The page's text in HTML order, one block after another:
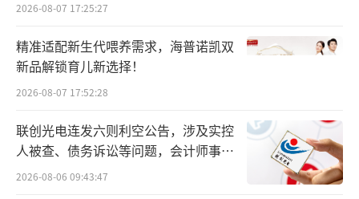
统计显示，荣盛石化开年以来累计涨幅约1
6%，相较七个月前的2025年6月23日，其已经
上涨68%，市值上升了543亿元人民币，距
离“巅峰”3164亿元市值的差距也进一步缩
小。
据悉，近阶段荣盛石化股价缓步上涨背
后，实则与炼化景气度回升有着一定关系。
2026-08-07 17:25:27
精准适配新生代喂养需求，海普诺凯双
新品解锁育儿新选择！
2026-08-07 17:52:28
联创光电连发六则利空公告，涉及实控
人被查、债务诉讼等问题，会计师事务
所曾出具“保留意见”
2026-08-06 09:43:47